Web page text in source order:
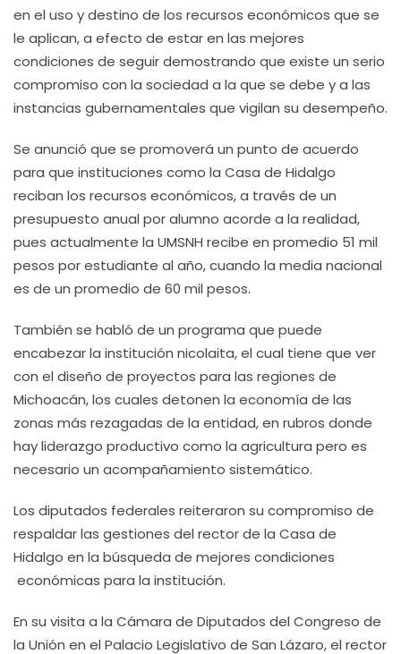
en el uso y destino de los recursos económicos que se
le aplican, a efecto de estar en las mejores
condiciones de seguir demostrando que existe un serio
compromiso con la sociedad a la que se debe y a las
instancias gubernamentales que vigilan su desempeño.
Se anunció que se promoverá un punto de acuerdo
para que instituciones como la Casa de Hidalgo
reciban los recursos económicos, a través de un
presupuesto anual por alumno acorde a la realidad,
pues actualmente la UMSNH recibe en promedio 51 mil
pesos por estudiante al año, cuando la media nacional
es de un promedio de 60 mil pesos.
También se habló de un programa que puede
encabezar la institución nicolaita, el cual tiene que ver
con el diseño de proyectos para las regiones de
Michoacán, los cuales detonen la economía de las
zonas más rezagadas de la entidad, en rubros donde
hay liderazgo productivo como la agricultura pero es
necesario un acompañamiento sistemático.
Los diputados federales reiteraron su compromiso de
respaldar las gestiones del rector de la Casa de
Hidalgo en la búsqueda de mejores condiciones
económicas para la institución.
En su visita a la Cámara de Diputados del Congreso de
la Unión en el Palacio Legislativo de San Lázaro, el rector